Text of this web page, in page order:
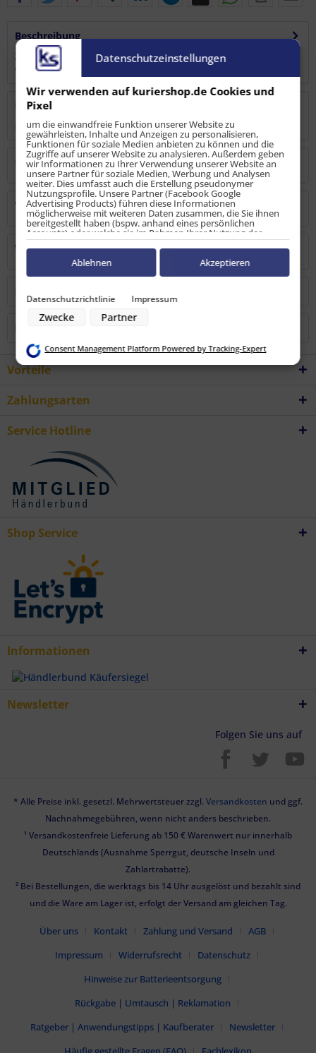
Beschreibung
Zurrpunkt / Zurröse mit leicht drehbarer Öse, voll
versenkbar und besonder flach....
Bewertungen
Bewertungen lesen, schreiben und diskutieren...
Hersteller
Verantwortliche Person
Warn-/Sicherheitshinweise
Vorteile
Zahlungsarten
Service Hotline
Shop Service
Informationen
Newsletter
Folgen Sie uns auf
* Alle Preise inkl. gesetzl. Mehrwertsteuer zzgl. Versandkosten und ggf.
Nachnahmegebühren, wenn nicht anders beschrieben.
¹ Versandkostenfreie Lieferung ab 150 € Warenwert nur innerhalb
Deutschlands (Ausnahme Sperrgut, deutsche Inseln und
Zahlartrabatte).
² Bei Bestellungen, die werktags bis 14 Uhr ausgelöst und bezahlt sind
und die Ware am Lager ist, erfolgt der Versand am gleichen Tag.
Über uns Kontakt Zahlung und Versand
AGB
Impressum
Widerrufsrecht
Datenschutz
Hinweise zur Batterieentsorgung
Rückgabe | Umtausch | Reklamation
Ratgeber | Anwendungstipps | Kaufberater
Newsletter
Datenschutzeinstellungen
Wir verwenden auf kuriershop.de Cookies und
Pixel
um die einwandfreie Funktion unserer Website zu
gewährleisten, Inhalte und Anzeigen zu personalisieren,
Funktionen für soziale Medien anbieten zu können und die
Zugriffe auf unserer Website zu analysieren. Außerdem geben
wir Informationen zu Ihrer Verwendung unserer Website an
unsere Partner für soziale Medien, Werbung und Analysen
weiter. Dies umfasst auch die Erstellung pseudonymer
Nutzungsprofile. Unsere Partner (Facebook Google
Advertising Products) führen diese Informationen
möglicherweise mit weiteren Daten zusammen, die Sie ihnen
bereitgestellt haben (bspw. anhand eines persönlichen
Accounts) oder welche sie im Rahmen Ihrer Nutzung der
Dienste gesammelt haben (bspw. Nutzungsdaten anderer
Geräte). Ihre Einwilligung zur Nutzung von Cookies und Pixeln
können Sie jederzeit widerrufen, indem Sie auf den
Datenschutz-Button links unten klicken und dort die
Zwecke der Datenverarbeitung durch unsere Partner:
Speichern von oder Zugriff auf Informationen auf einem Endgerät
Verwendung von Profilen zur Auswahl personalisierter Werbung
Verwendung von Profilen zur Auswahl personalisierter Inhalte
Analyse von Zielgruppen durch Statistiken oder Kombinationen von
Entwicklung und Verbesserung der Angebote
Verwendung reduzierter Daten zur Auswahl von Inhalten
Verwendung genauer Standortdaten
Endgeräteeigenschaften zur Identifikation aktiv abfragen
Datenschutzrichtlinie Impressum
Zwecke Partner
Ablehnen Akzeptieren
Consent Management Platform Powered by Tracking-Expert